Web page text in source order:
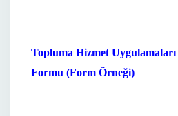
Topluma Hizmet Uygulamaları
Formu (Form Örneği)